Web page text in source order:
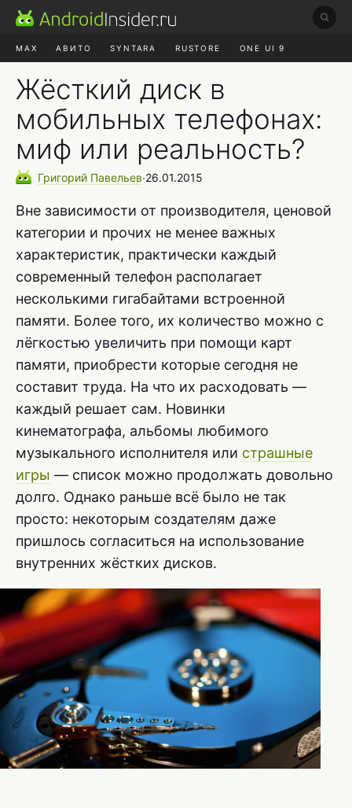
MAX АВИТО SYNTARA RUSTORE ONE UI 9
Жёсткий диск в
мобильных телефонах:
миф или реальность?
Григорий Павельев∙26.01.2015
Вне зависимости от производителя, ценовой
категории и прочих не менее важных
характеристик, практически каждый
современный телефон располагает
несколькими гигабайтами встроенной
памяти. Более того, их количество можно с
лёгкостью увеличить при помощи карт
памяти, приобрести которые сегодня не
составит труда. На что их расходовать —
каждый решает сам. Новинки
кинематографа, альбомы любимого
музыкального исполнителя или страшные
игры — список можно продолжать довольно
долго. Однако раньше всё было не так
просто: некоторым создателям даже
пришлось согласиться на использование
внутренних жёстких дисков.